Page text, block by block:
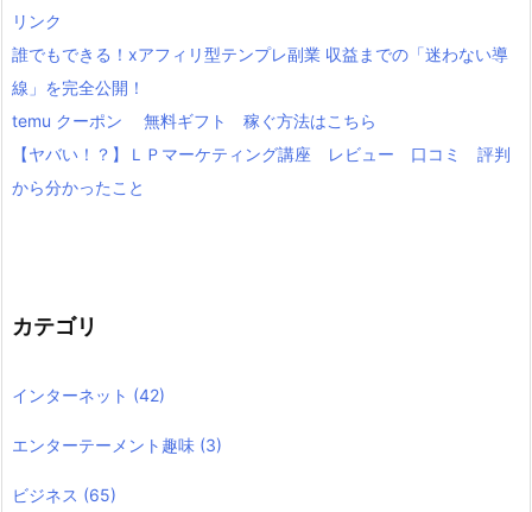
リンク
誰でもできる！xアフィリ型テンプレ副業 収益までの「迷わない導
線」を完全公開！
temu クーポン 無料ギフト 稼ぐ方法はこちら
【ヤバい！？】ＬＰマーケティング講座 レビュー 口コミ 評判
から分かったこと
カテゴリ
インターネット (42)
エンターテーメント趣味 (3)
ビジネス (65)